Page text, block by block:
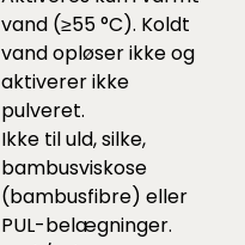
vand (≥55 °C). Koldt
vand opløser ikke og
aktiverer ikke
pulveret.
Ikke til uld, silke,
bambusviskose
(bambusfibre) eller
PUL-belægninger.